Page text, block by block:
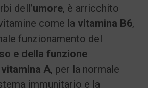
dell’umore, è arricchito
come la vitamina B6,
funzionamento del
e della funzione
vitamina A, per la normale
immunitario e la